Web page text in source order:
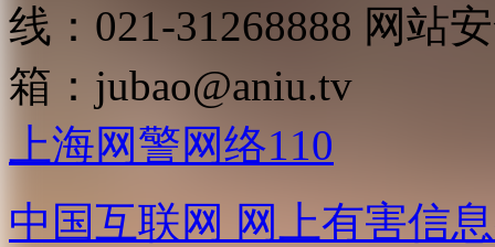
线：021-31268888 网站
箱： jubao@aniu.tv
上海网警网络110
中国互联网 网上有害信